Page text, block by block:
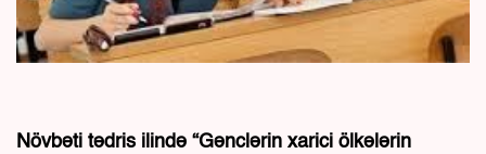
Növbəti tədris ilində “Gənclərin xarici ölkələrin